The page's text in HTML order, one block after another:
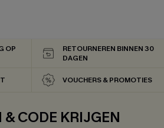
OP
RETOURNEREN BINNEN 30
DAGEN
VOUCHERS & PROMOTIES
CODE KRIJGEN